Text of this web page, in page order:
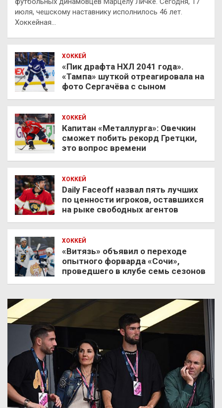
июля, чешскому наставнику исполнилось 46 лет.
Хоккейная…
ХОККЕЙ
«Пик драфта НХЛ 2041 года».
«Тампа» шуткой отреагировала на
фото Сергачёва с сыном
ХОККЕЙ
Капитан «Металлурга»: Овечкин
сможет побить рекорд Гретцки,
это вопрос времени
ХОККЕЙ
Daily Faceoff назвал пять лучших
по ценности игроков, оставшихся
на рыке свободных агентов
ХОККЕЙ
«Витязь» объявил о переходе
опытного форварда «Сочи»,
проведшего в клубе семь сезонов